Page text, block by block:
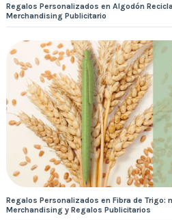
Regalos Personalizados en Algodón
Merchandising Publicitario
Regalos Personalizados en Fibra de Trigo:
Merchandising y Regalos Publicitarios